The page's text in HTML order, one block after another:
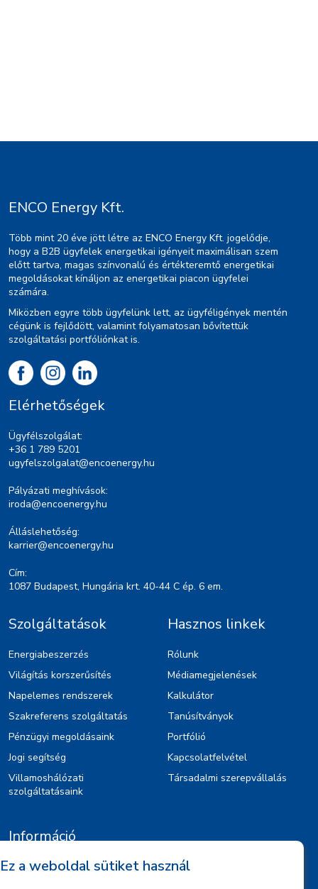
ENCO Energy Kft.
Több mint 20 éve jött létre az ENCO Energy Kft. jogelődje,
hogy a B2B ügyfelek energetikai igényeit maximálisan szem
előtt tartva, magas színvonalú és értékteremtő energetikai
megoldásokat kínáljon az energetikai piacon ügyfelei
számára.
Miközben egyre több ügyfelünk lett, az ügyféligények mentén
cégünk is fejlődött, valamint folyamatosan bővítettük
szolgáltatási portfóliónkat is.
Elérhetőségek
Ügyfélszolgálat:
+36 1 789 5201
ugyfelszolgalat@encoenergy.hu
Pályázati meghívások:
iroda@encoenergy.hu
Álláslehetőség:
karrier@encoenergy.hu
Cím:
1087 Budapest, Hungária krt. 40-44 C ép. 6 em.
Szolgáltatások
Energiabeszerzés
Világítás korszerűsítés
Napelemes rendszerek
Szakreferens szolgáltatás
Pénzügyi megoldásaink
Jogi segítség
Villamoshálózati
szolgáltatásaink
Hasznos linkek
Rólunk
Médiamegjelenések
Kalkulátor
Tanúsítványok
Portfólió
Kapcsolatfelvétel
Társadalmi szerepvállalás
Információ
Kiajánlók
Ez a weboldal sütiket használ